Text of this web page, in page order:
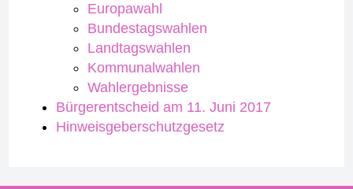
Europawahl
Bundestagswahlen
Landtagswahlen
Kommunalwahlen
Wahlergebnisse
Bürgerentscheid am 11. Juni 2017
Hinweisgeberschutzgesetz